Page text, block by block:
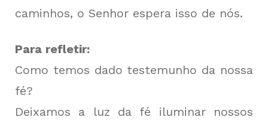
caminhos, o Senhor espera isso de nós.
Para refletir:
Como temos dado testemunho da nossa
fé?
Deixamos a luz da fé iluminar nossos